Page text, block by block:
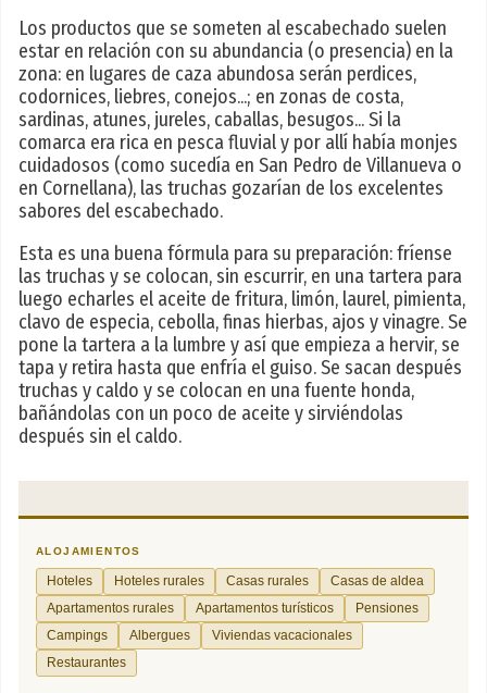
Los productos que se someten al escabechado suelen
estar en relación con su abundancia (o presencia) en la
zona: en lugares de caza abundosa serán perdices,
codornices, liebres, conejos...; en zonas de costa,
sardinas, atunes, jureles, caballas, besugos... Si la
comarca era rica en pesca fluvial y por allí había monjes
cuidadosos (como sucedía en San Pedro de Villanueva o
en Cornellana), las truchas gozarían de los excelentes
sabores del escabechado.
Esta es una buena fórmula para su preparación: fríense
las truchas y se colocan, sin escurrir, en una tartera para
luego echarles el aceite de fritura, limón, laurel, pimienta,
clavo de especia, cebolla, finas hierbas, ajos y vinagre. Se
pone la tartera a la lumbre y así que empieza a hervir, se
tapa y retira hasta que enfría el guiso. Se sacan después
truchas y caldo y se colocan en una fuente honda,
bañándolas con un poco de aceite y sirviéndolas
después sin el caldo.